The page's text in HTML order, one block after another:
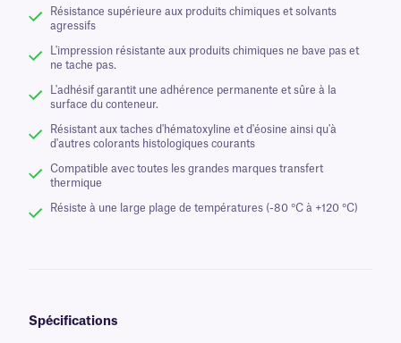
Résistance supérieure aux produits chimiques et solvants
agressifs
L'impression résistante aux produits chimiques ne bave pas et
ne tache pas.
L'adhésif garantit une adhérence permanente et sûre à la
surface du conteneur.
Résistant aux taches d'hématoxyline et d'éosine ainsi qu'à
d'autres colorants histologiques courants
Compatible avec toutes les grandes marques transfert
thermique
Résiste à une large plage de températures (-80 °C à +120 °C)
Spécifications